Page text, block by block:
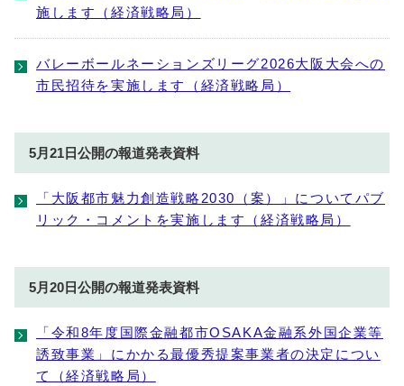
施します（経済戦略局）
バレーボールネーションズリーグ2026大阪大会への
市民招待を実施します（経済戦略局）
5月21日公開の報道発表資料
「大阪都市魅力創造戦略2030（案）」についてパブ
リック・コメントを実施します（経済戦略局）
5月20日公開の報道発表資料
「令和8年度国際金融都市OSAKA金融系外国企業等
誘致事業」にかかる最優秀提案事業者の決定につい
て（経済戦略局）